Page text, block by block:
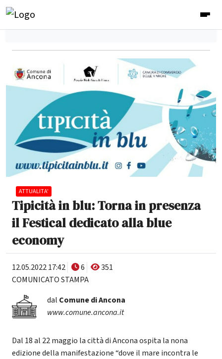
ATTUALITA'
Tipicità in blu: Torna in presenza
il Festical dedicato alla blue
economy
12.05.2022 17:42 6
351
COMUNICATO STAMPA
dal Comune di Ancona
www.comune.ancona.it
Dal 18 al 22 maggio la città di Ancona ospita la nona
edizione della manifestazione “dove il mare incontra le